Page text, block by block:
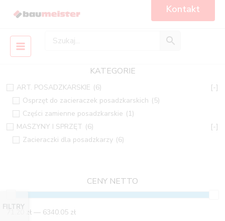
Kontakt
Main
FILTRY
KATEGORIE
ART. POSADZKARSKIE (6)
[-]
Osprzęt do zacieraczek posadzkarskich (5)
Części zamienne posadzkarskie (1)
MASZYNY I SPRZĘT (6)
[-]
Zacieraczki dla posadzkarzy (6)
CENY NETTO
71.20 zł — 6340.05 zł